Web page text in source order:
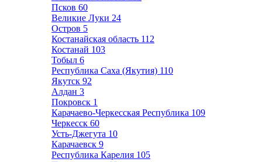
Псков 60
Великие Луки 24
Остров 5
Костанайская область 112
Костанай 103
Тобыл 6
Республика Саха (Якутия) 110
Якутск 92
Алдан 3
Покровск 1
Карачаево-Черкесская Республика 109
Черкесск 60
Усть-Джегута 10
Карачаевск 9
Республика Карелия 105